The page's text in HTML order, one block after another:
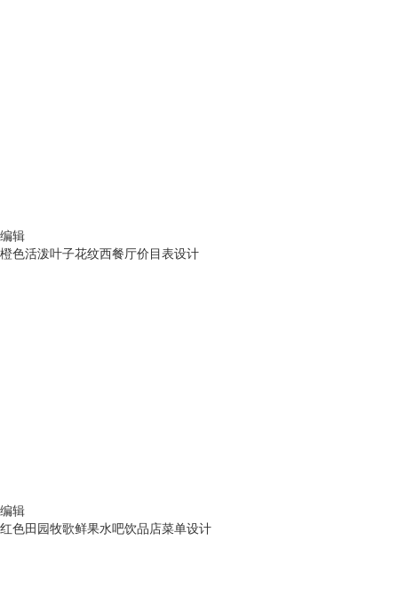
编辑
橙色活泼叶子花纹西餐厅价目表设计
编辑
红色田园牧歌鲜果水吧饮品店菜单设计